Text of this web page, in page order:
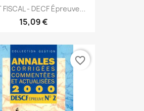
FISCAL - DECF Épreuve...
15,09 €
favorite_border